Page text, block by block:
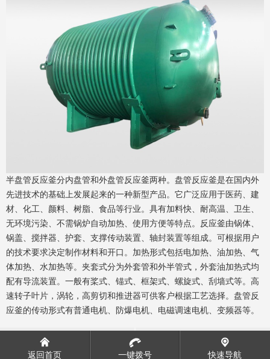
半盘管反应釜分内盘管和外盘管反应釜两种。盘管反应釜是在国内外
先进技术的基础上发展起来的一种新型产品。它广泛应用于医药、建
材、化工、颜料、树脂、食品等行业。具有加料快、耐高温、卫生、
无环境污染、不需锅炉自动加热、使用方便等特点。反应釜由锅体、
锅盖、搅拌器、护套、支撑传动装置、轴封装置等组成。可根据用户
的技术要求决定制作材料和开口。加热形式包括电加热、油加热、气
体加热、水加热等。夹套式分为外套管和外半管式，外套油加热式均
配有导流装置。一般有桨式、锚式、框架式、螺旋式、刮墙式等。高
速转子叶片，涡轮，高剪切和推进器可供客户根据工艺选择。盘管反
应釜的传动形式有普通电机、防爆电机、电磁调速电机、变频器等。
返回首页 一键拨号 快速导航